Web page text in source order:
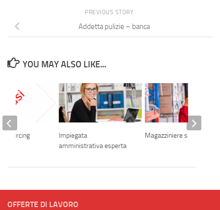
PREVIOUS STORY
Addetta pulizie – banca
YOU MAY ALSO LIKE...
Impiegata
amministrativa esperta
Magazziniere spedizioni
Sourcing
OFFERTE DI LAVORO